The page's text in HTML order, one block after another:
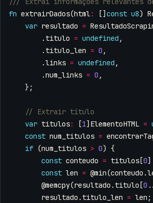
fn extrairDados(html: [] const u8)
var resultado =
. titulo = undefined ,
. titulo_len = 0 ,
.links = undefined ,
.num_links = 0 ,
};
var titulos: [1] ElementoHTML =
const num_titulos =
if (num_titulos > 0) {
const conteudo = titulos [0
const len = @min(conteudo .
@memcpy(resultado . titulo [0 ..
resultado . titulo_len = len ;